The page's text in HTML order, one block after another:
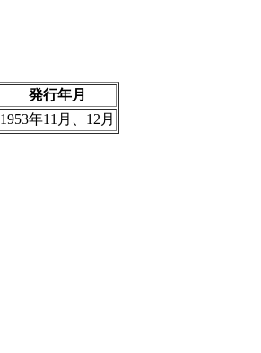
発行年月
1953年11月、12月